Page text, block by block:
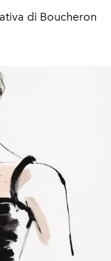
di Boucheron